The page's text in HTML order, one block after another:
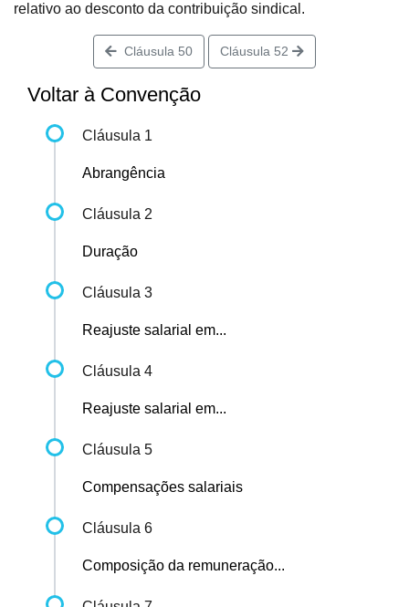
relativo ao desconto da contribuição sindical.
Cláusula 50 Cláusula 52
Voltar à Convenção
Cláusula 1
Abrangência
Cláusula 2
Duração
Cláusula 3
Reajuste salarial em...
Cláusula 4
Reajuste salarial em...
Cláusula 5
Compensações salariais
Cláusula 6
Composição da remuneração...